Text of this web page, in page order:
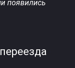
появились